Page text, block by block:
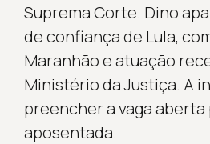
Suprema Corte. Dino
de confiança de Lula,
Maranhão e atuação
Ministério da Justiça. A
preencher a vaga aberta
aposentada.